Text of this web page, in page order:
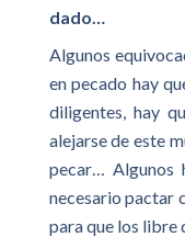
dado…
Algunos
en pecado hay
diligentes, hay
alejarse de este
pecar… Algunos
necesario pactar
para que los libre